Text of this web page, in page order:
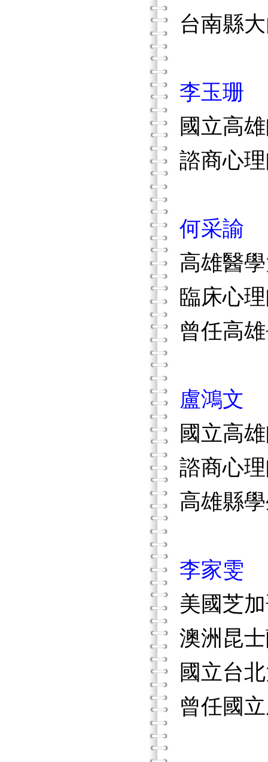
台南縣
李玉珊
國立高
諮商心
何采諭
高雄醫
臨床心
曾任高
盧鴻文
國立高
諮商心
高雄縣
李家雯
美國芝
澳洲昆
國立台
曾任國